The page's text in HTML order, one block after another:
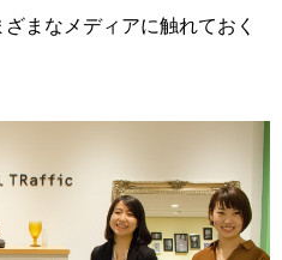
まなメディアに触れておく